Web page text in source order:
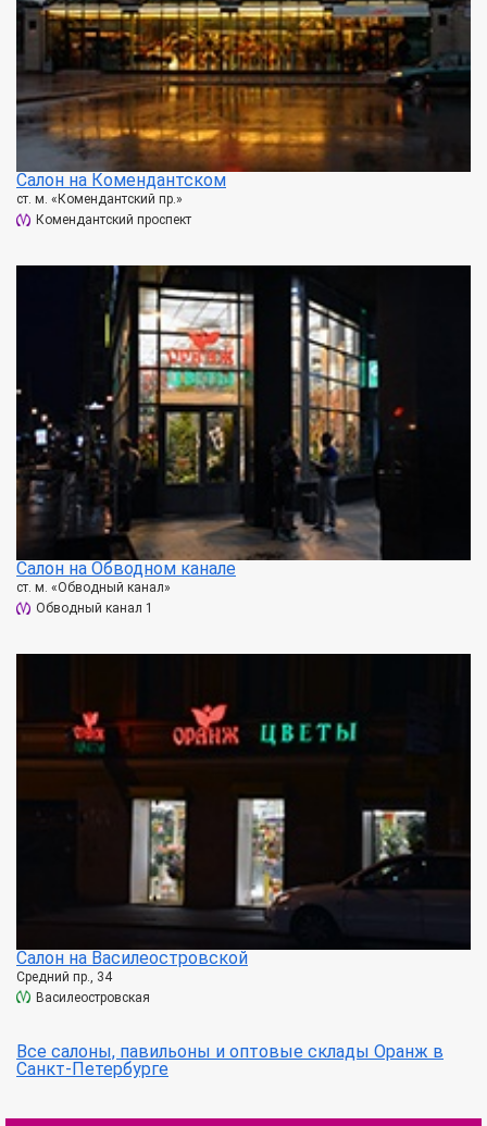
Салон на Комендантском
ст. м. «Комендантский пр.»
Комендантский проспект
Салон на Обводном канале
ст. м. «Обводный канал»
Обводный канал 1
Салон на Василеостровской
Средний пр., 34
Василеостровская
Все салоны, павильоны и оптовые склады Оранж в
Санкт-Петербурге